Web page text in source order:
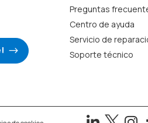
Preguntas
Centro de ayuda
Servicio de
Soporte técnico